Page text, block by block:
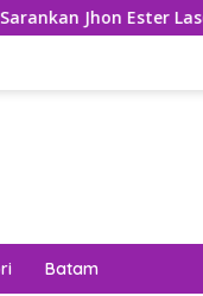
Ester Lase Segera
Batam